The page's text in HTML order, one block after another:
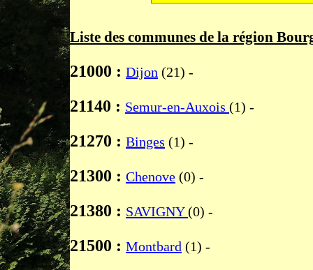
Liste des communes de la région
21000 : Dijon (21) -
21140 : Semur-en-Auxois (1) -
21270 : Binges (1) -
21300 : Chenove (0) -
21380 : SAVIGNY(0) -
21500 : Montbard (1) -